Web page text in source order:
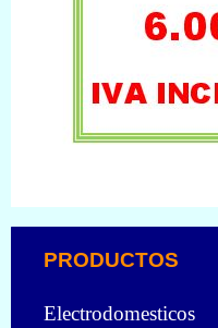
Electrodomesticos
PRODUCTOS